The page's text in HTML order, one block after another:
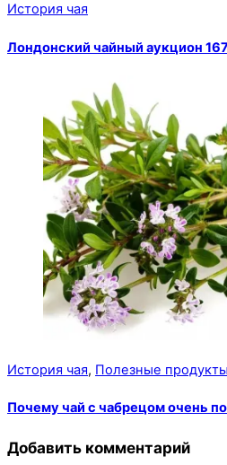
История чая
Лондонский чайный аукцион
История чая, Полезные продукты
Почему чай с чабрецом очень
Добавить комментарий